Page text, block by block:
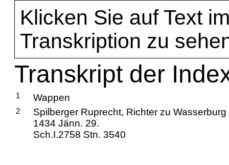
Klicken Sie auf Text
Transkription zu
Transkript der
1 Wappen
2
Spilberger Ruprecht, Richter zu Wasserburg
1434 Jänn. 29.
Sch.I.2758 Stn. 3540